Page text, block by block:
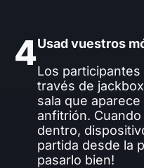
4Usad vuestros
Los
través de
sala que
anfitrión.
dentro,
partida desde la
pasarlo bien!